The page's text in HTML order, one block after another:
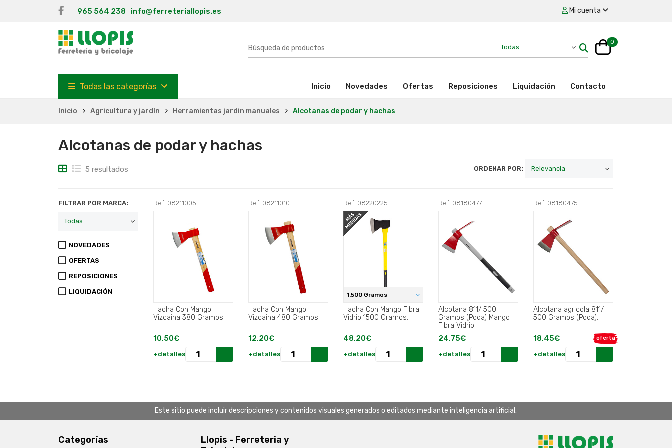
965 564 238 info@ferreteriallopis.es Mi cuenta
0
Todas las categorías Inicio (activo)Novedades Ofertas Reposiciones Liquidación Contacto
Inicio Agricultura y jardín Herramientas jardin manuales Alcotanas de podar y hachas
Alcotanas de podar y hachas
5 resultados ORDENAR POR:
FILTRAR POR MARCA:
NOVEDADES
OFERTAS
REPOSICIONES
LIQUIDACIÓN
Ref: 08211005
Hacha Con Mango
Vizcaina 380 Gramos.
10,50€
+detalles
Ref: 08211010
Hacha Con Mango
Vizcaina 480 Gramos.
12,20€
+detalles
Ref: 08220225
1.500 Gramos
Hacha Con Mango Fibra
Vidrio 1500 Gramos..
48,20€
+detalles
Ref: 08180477
Alcotana 811/ 500
Gramos (Poda) Mango
Fibra Vidrio.
24,75€
+detalles
Ref: 08180475
Alcotana agricola 811/
500 Gramos (Poda).
oferta
18,45€
+detalles
Este sitio puede incluir descripciones y contenidos visuales generados o editados mediante inteligencia artificial.
Categorías
Llopis - Ferreteria y